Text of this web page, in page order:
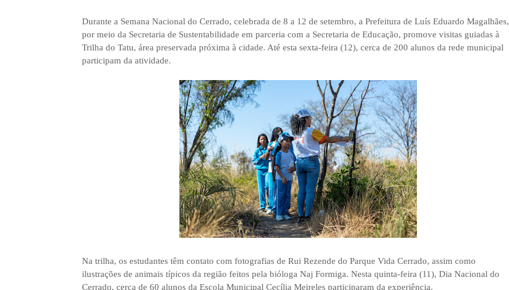
Durante a Semana Nacional do Cerrado, celebrada de 8 a 12 de setembro, a Prefeitura de Luís Eduardo Magalhães,
por meio da Secretaria de Sustentabilidade em parceria com a Secretaria de Educação, promove visitas guiadas à
Trilha do Tatu, área preservada próxima à cidade. Até esta sexta-feira (12), cerca de 200 alunos da rede municipal
participam da atividade.
Na trilha, os estudantes têm contato com fotografias de Rui Rezende do Parque Vida Cerrado, assim como
ilustrações de animais típicos da região feitos pela bióloga Naj Formiga. Nesta quinta-feira (11), Dia Nacional do
Cerrado, cerca de 60 alunos da Escola Municipal Cecília Meireles participaram da experiência.